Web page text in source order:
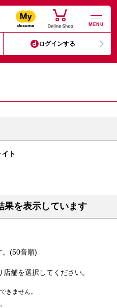
MENU
ログインする
ト
果を表示しています
。(50音順)
舗を選択してください。
きません。